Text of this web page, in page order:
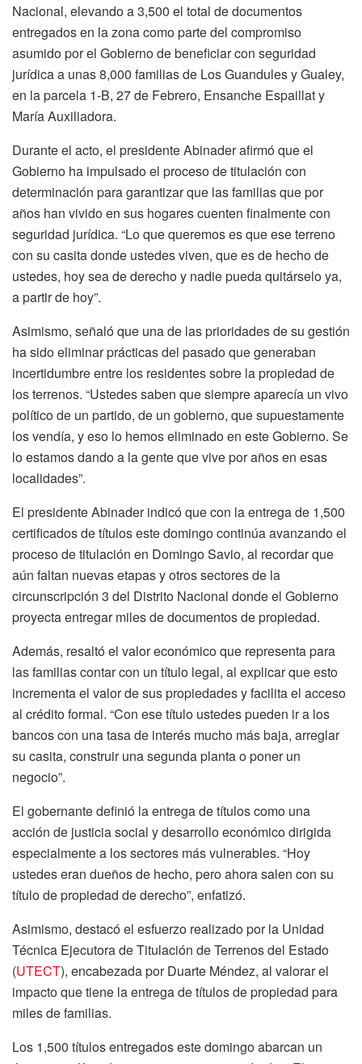
Nacional, elevando a 3,500 el total de documentos
entregados en la zona como parte del compromiso
asumido por el Gobierno de beneficiar con seguridad
jurídica a unas 8,000 familias de Los Guandules y Gualey,
en la parcela 1-B, 27 de Febrero, Ensanche Espaillat y
María Auxiliadora.
Durante el acto, el presidente Abinader afirmó que el
Gobierno ha impulsado el proceso de titulación con
determinación para garantizar que las familias que por
años han vivido en sus hogares cuenten finalmente con
seguridad jurídica. “Lo que queremos es que ese terreno
con su casita donde ustedes viven, que es de hecho de
ustedes, hoy sea de derecho y nadie pueda quitárselo ya,
a partir de hoy”.
Asimismo, señaló que una de las prioridades de su gestión
ha sido eliminar prácticas del pasado que generaban
incertidumbre entre los residentes sobre la propiedad de
los terrenos. “Ustedes saben que siempre aparecía un vivo
político de un partido, de un gobierno, que supuestamente
los vendía, y eso lo hemos eliminado en este Gobierno. Se
lo estamos dando a la gente que vive por años en esas
localidades”.
El presidente Abinader indicó que con la entrega de 1,500
certificados de títulos este domingo continúa avanzando el
proceso de titulación en Domingo Savio, al recordar que
aún faltan nuevas etapas y otros sectores de la
circunscripción 3 del Distrito Nacional donde el Gobierno
proyecta entregar miles de documentos de propiedad.
Además, resaltó el valor económico que representa para
las familias contar con un título legal, al explicar que esto
incrementa el valor de sus propiedades y facilita el acceso
al crédito formal. “Con ese título ustedes pueden ir a los
bancos con una tasa de interés mucho más baja, arreglar
su casita, construir una segunda planta o poner un
negocio”.
El gobernante definió la entrega de títulos como una
acción de justicia social y desarrollo económico dirigida
especialmente a los sectores más vulnerables. “Hoy
ustedes eran dueños de hecho, pero ahora salen con su
título de propiedad de derecho”, enfatizó.
Asimismo, destacó el esfuerzo realizado por la Unidad
Técnica Ejecutora de Titulación de Terrenos del Estado
(UTECT), encabezada por Duarte Méndez, al valorar el
impacto que tiene la entrega de títulos de propiedad para
miles de familias.
Los 1,500 títulos entregados este domingo abarcan un